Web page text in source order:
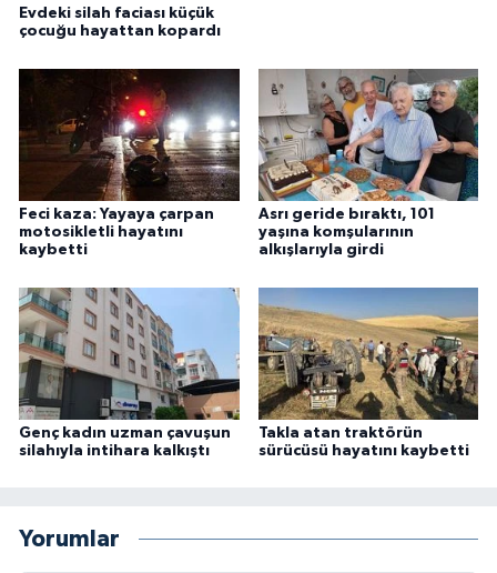
Evdeki silah faciası küçük
çocuğu hayattan kopardı
Feci kaza: Yayaya çarpan
motosikletli hayatını
kaybetti
Asrı geride bıraktı, 101
yaşına komşularının
alkışlarıyla girdi
Genç kadın uzman çavuşun
silahıyla intihara kalkıştı
Takla atan traktörün
sürücüsü hayatını kaybetti
Yorumlar